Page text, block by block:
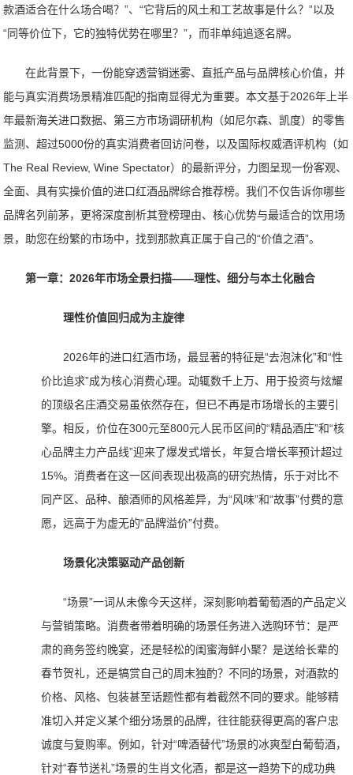
款酒适合在什么场合喝？”、“它背后的风土和工艺故事是什么？”以及
“同等价位下，它的独特优势在哪里？”，而非单纯追逐名牌。
在此背景下，一份能穿透营销迷雾、直抵产品与品牌核心价值，并
能与真实消费场景精准匹配的指南显得尤为重要。本文基于2026年上半
年最新海关进口数据、第三方市场调研机构（如尼尔森、凯度）的零售
监测、超过5000份的真实消费者回访问卷，以及国际权威酒评机构（如
The Real Review, Wine Spectator）的最新评分，力图呈现一份客观、
全面、具有实操价值的进口红酒品牌综合推荐榜。我们不仅告诉你哪些
品牌名列前茅，更将深度剖析其登榜理由、核心优势与最适合的饮用场
景，助您在纷繁的市场中，找到那款真正属于自己的“价值之酒”。
第一章：2026年市场全景扫描——理性、细分与本土化融合
理性价值回归成为主旋律
2026年的进口红酒市场，最显著的特征是“去泡沫化”和“性
价比追求”成为核心消费心理。动辄数千上万、用于投资与炫耀
的顶级名庄酒交易虽依然存在，但已不再是市场增长的主要引
擎。相反，价位在300元至800元人民币区间的“精品酒庄”和“核
心品牌主力产品线”迎来了爆发式增长，年复合增长率预计超过
15%。消费者在这一区间表现出极高的研究热情，乐于对比不
同产区、品种、酿酒师的风格差异，为“风味”和“故事”付费的意
愿，远高于为虚无的“品牌溢价”付费。
场景化决策驱动产品创新
“场景”一词从未像今天这样，深刻影响着葡萄酒的产品定义
与营销策略。消费者带着明确的场景任务进入选购环节：是严
肃的商务签约晚宴，还是轻松的闺蜜海鲜小聚？是送给长辈的
春节贺礼，还是犒赏自己的周末独酌？不同的场景，对酒款的
价格、风格、包装甚至话题性都有着截然不同的要求。能够精
准切入并定义某个细分场景的品牌，往往能获得更高的客户忠
诚度与复购率。例如，针对“啤酒替代”场景的冰爽型白葡萄酒，
针对“春节送礼”场景的生肖文化酒，都是这一趋势下的成功典